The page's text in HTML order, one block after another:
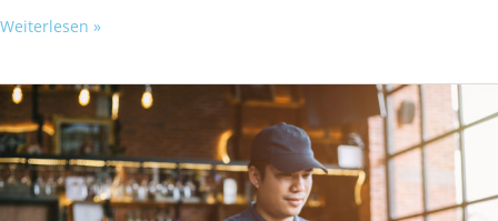
Weiterlesen »
Automatisierung
von
Geschäftsprozessen
im
Einzelhandel!